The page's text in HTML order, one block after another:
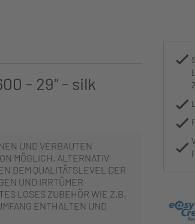
- 29" - silk
UND VERBAUTEN
MÖGLICH. ALTERNATIV
DEM QUALITÄTSLEVEL DER
UND IRRTÜMER
LOSES ZUBEHÖR WIE Z.B.
ENTHALTEN UND